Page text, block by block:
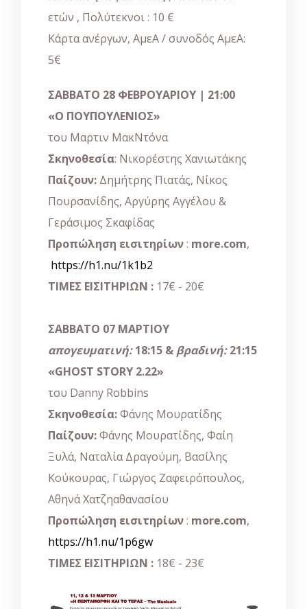
ετών , Πολύτεκνοι : 10 €
Κάρτα ανέργων, ΑμεΑ / συνοδός ΑμεΑ:
5€
ΣΑΒΒΑΤΟ 28 ΦΕΒΡΟΥΑΡΙΟΥ | 21:00
«Ο ΠΟΥΠΟΥΛΕΝΙΟΣ»
του Μαρτιν ΜακΝτόνα
Σκηνοθεσία: Νικορέστης Χανιωτάκης
Παίζουν: Δημήτρης Πιατάς, Νίκος
Πουρσανίδης, Αργύρης Αγγέλου &
Γεράσιμος Σκαφίδας
Προπώληση εισιτηρίων: more.com,
https://h1.nu/1k1b2
ΤΙΜΕΣ ΕΙΣΙΤΗΡΙΩΝ : 17€ - 20€
ΣΑΒΒΑΤΟ 07 ΜΑΡΤΙΟΥ
απογευματινή:18:15 & βραδινή:21:15
«GHOST STORY 2.22»
του Danny Robbins
Σκηνοθεσία:Φάνης Μουρατίδης
Παίζουν:Φάνης Μουρατίδης, Φαίη
Ξυλά, Ναταλία Δραγούμη, Βασίλης
Κούκουρας, Γιώργος Ζαφειρόπουλος,
Αθηνά Χατζηαθανασίου
Προπώληση εισιτηρίων: more.com,
https://h1.nu/1p6gw
ΤΙΜΕΣ ΕΙΣΙΤΗΡΙΩΝ : 18€ - 23€